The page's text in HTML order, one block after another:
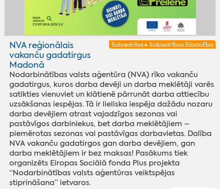
Sabiedrība ▸ Sabiedrības līdzdalība
NVA reģionālais
vakanču gadatirgus
Madonā
Nodarbinātības valsts aģentūra (NVA) rīko vakanču
gadatirgus, kuros darba devēji un darba meklētāji varēs
satikties vienuviet un klātienē pārrunāt darba attiecību
uzsākšanas iespējas. Tā ir lieliska iespēja dažādu nozaru
darba devējiem atrast vajadzīgos sezonas vai
pastāvīgos darbiniekus, bet darba meklētājiem –
piemērotas sezonas vai pastāvīgas darbavietas. Dalība
NVA vakanču gadatirgos gan darba devējiem, gan
darba meklētājiem ir bez maksas! Pasākums tiek
organizēts Eiropas Sociālā fonda Plus projekta
“Nodarbinātības valsts aģentūras veiktspējas
stiprināšana” ietvaros.